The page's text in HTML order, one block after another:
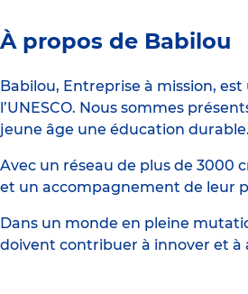
À propos de Babilou
Babilou, Entreprise à mission,
l’UNESCO. Nous sommes
jeune âge une éducation durable.
Avec un réseau de plus de 3000
et un accompagnement de leur
Dans un monde en pleine
doivent contribuer à innover et à